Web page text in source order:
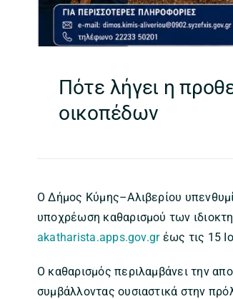
Πότε λήγει η
οικοπέδων
Ο Δήμος Κύμης–Αλιβερίου
υποχρέωση καθαρισμού των
akatharista.apps.gov.grέως τις 15
Ο καθαρισμός περιλαμβάνει την
συμβάλλοντας ουσιαστικά στην